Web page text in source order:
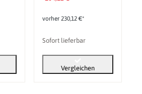
vorher 230,12 €*
Sofort lieferbar
Vergleichen